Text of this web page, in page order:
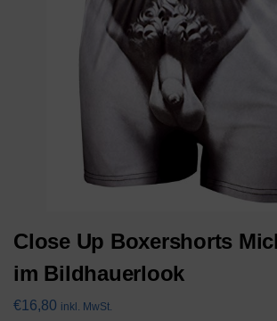
Close Up Boxershorts
im Bildhauerlook
€16,80 inkl. MwSt.